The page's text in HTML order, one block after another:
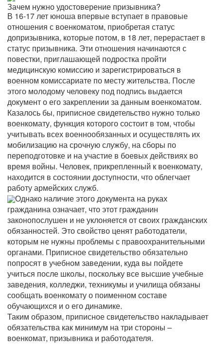
Зачем нужно удостоверение призывника?
В 16-17 лет юноша впервые вступает в правовые
отношения с военкоматом, приобретая статус
допризывника, которые потом, в 18 лет, перерастает в
статус призывника. Эти отношения начинаются с
повестки, приглашающей подростка пройти
медицинскую комиссию и зарегистрироваться в
военном комиссариате по месту жительства. После
этого молодому человеку под подпись выдается
документ о его закреплении за данным военкоматом.
Казалось бы, приписное свидетельство нужно только
военкомату, функция которого состоит в том, чтобы
учитывать всех военнообязанных и осуществлять их
мобилизацию на срочную службу, на сборы по
переподготовке и на участие в боевых действиях во
время войны. Человек, прикрепленный к военкомату,
находится в состоянии доступности, что облегчает
работу армейских служб.
Однако наличие этого документа на руках
гражданина означает, что этот гражданин
законопослушен и не уклоняется от своих гражданских
обязанностей. Это свойство ценят работодатели,
которым не нужны проблемы с правоохранительными
органами. Приписное свидетельство обязательно
попросят в учебном заведении, куда вы пойдете
учиться после школы, поскольку все высшие учебные
заведения, колледжи, техникумы и училища обязаны
сообщать военкомату о поименном составе
обучающихся и о его динамике.
Таким образом, приписное свидетельство накладывает
обязательства как минимум на три стороны –
военкомат, призывника и работодателя.